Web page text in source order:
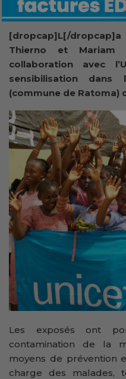
[dropcap]L[/
Thierno et Mariam
collaboration avec
sensibilisation
(commune de Ratoma)
Les exposés ont
contamination de la
moyens de prévention
charge des malades,